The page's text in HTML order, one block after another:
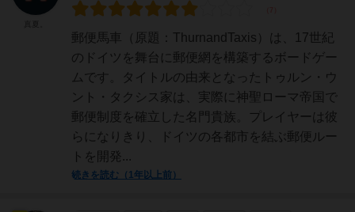
郵便馬車（原題：ThurnandTaxis）は、17世紀
のドイツを舞台に郵便網を構築するボードゲー
ムです。タイトルの由来となったトゥルン・ウ
ント・タクシス家は、実際に神聖ローマ帝国で
郵便制度を確立した名門貴族。プレイヤーは彼
らになりきり、ドイツの各都市を結ぶ郵便ルー
トを開発...
続きを読む（1年以上前）